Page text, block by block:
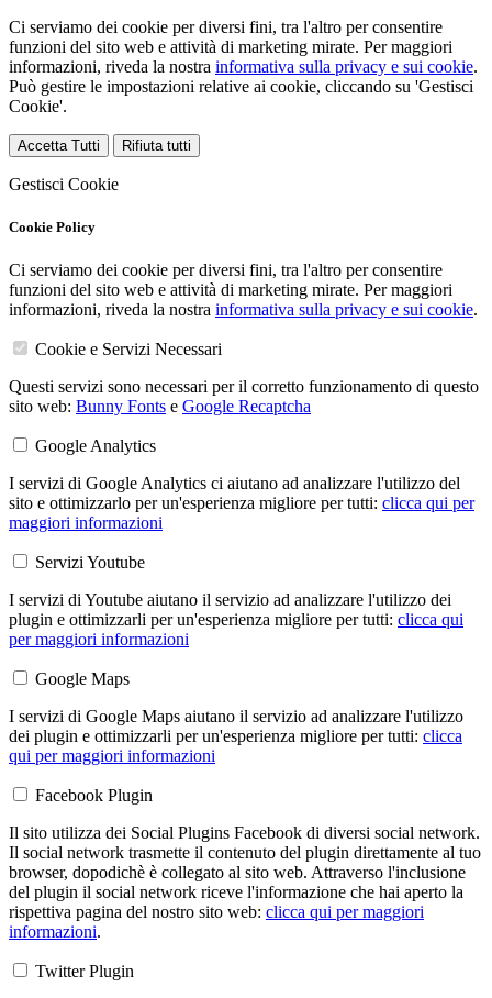
Ci serviamo dei cookie per diversi fini, tra l'altro per consentire
funzioni del sito web e attività di marketing mirate. Per maggiori
informazioni, riveda la nostra informativa sulla privacy e sui cookie.
Può gestire le impostazioni relative ai cookie, cliccando su 'Gestisci
Cookie'.
Accetta Tutti Rifiuta tutti
Gestisci Cookie
Cookie Policy
Ci serviamo dei cookie per diversi fini, tra l'altro per consentire
funzioni del sito web e attività di marketing mirate. Per maggiori
informazioni, riveda la nostra informativa sulla privacy e sui cookie.
Cookie e Servizi Necessari
Questi servizi sono necessari per il corretto funzionamento di questo
sito web: Bunny Fonts e Google Recaptcha
Google Analytics
I servizi di Google Analytics ci aiutano ad analizzare l'utilizzo del
sito e ottimizzarlo per un'esperienza migliore per tutti: clicca qui per
maggiori informazioni
Servizi Youtube
I servizi di Youtube aiutano il servizio ad analizzare l'utilizzo dei
plugin e ottimizzarli per un'esperienza migliore per tutti: clicca qui
per maggiori informazioni
Google Maps
I servizi di Google Maps aiutano il servizio ad analizzare l'utilizzo
dei plugin e ottimizzarli per un'esperienza migliore per tutti: clicca
qui per maggiori informazioni
Facebook Plugin
Il sito utilizza dei Social Plugins Facebook di diversi social network.
Il social network trasmette il contenuto del plugin direttamente al tuo
browser, dopodichè è collegato al sito web. Attraverso l'inclusione
del plugin il social network riceve l'informazione che hai aperto la
rispettiva pagina del nostro sito web: clicca qui per maggiori
informazioni.
Twitter Plugin